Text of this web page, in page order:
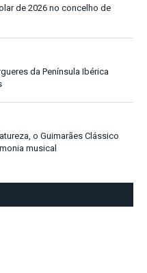
de 2026 no concelho de
da Península Ibérica
o Guimarães Clássico
musical